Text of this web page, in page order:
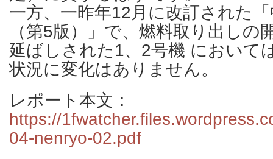
一方、一昨年12月に改訂された
（第5版）」で、燃料取り出しの
延ばしされた1、2号機 において
状況に変化はありません。
レポート本文：
https://
04-nenryo-02.pdf